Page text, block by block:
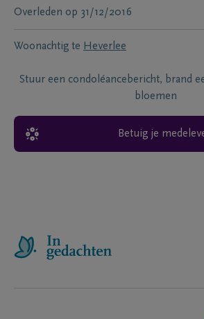
Overleden op 31/12/2016
Woonachtig te Heverlee
Stuur een condoléancebericht, brand
bloemen
Betuig je